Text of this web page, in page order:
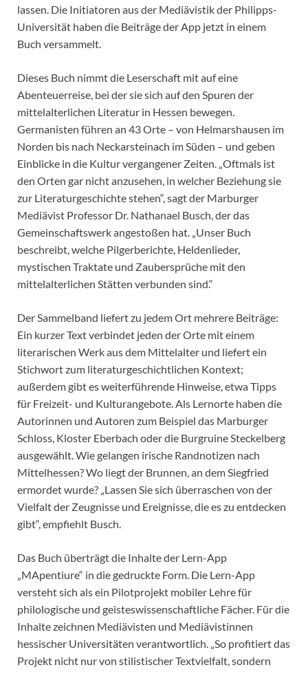
lassen. Die Initiatoren aus der Mediävistik der Philipps-
Universität haben die Beiträge der App jetzt in einem
Buch versammelt.
Dieses Buch nimmt die Leserschaft mit auf eine
Abenteuerreise, bei der sie sich auf den Spuren der
mittelalterlichen Literatur in Hessen bewegen.
Germanisten führen an 43 Orte – von Helmarshausen im
Norden bis nach Neckarsteinach im Süden – und geben
Einblicke in die Kultur vergangener Zeiten. „Oftmals ist
den Orten gar nicht anzusehen, in welcher Beziehung sie
zur Literaturgeschichte stehen“, sagt der Marburger
Mediävist Professor Dr. Nathanael Busch, der das
Gemeinschaftswerk angestoßen hat. „Unser Buch
beschreibt, welche Pilgerberichte, Heldenlieder,
mystischen Traktate und Zaubersprüche mit den
mittelalterlichen Stätten verbunden sind.“
Der Sammelband liefert zu jedem Ort mehrere Beiträge:
Ein kurzer Text verbindet jeden der Orte mit einem
literarischen Werk aus dem Mittelalter und liefert ein
Stichwort zum literaturgeschichtlichen Kontext;
außerdem gibt es weiterführende Hinweise, etwa Tipps
für Freizeit- und Kulturangebote. Als Lernorte haben die
Autorinnen und Autoren zum Beispiel das Marburger
Schloss, Kloster Eberbach oder die Burgruine Steckelberg
ausgewählt. Wie gelangen irische Randnotizen nach
Mittelhessen? Wo liegt der Brunnen, an dem Siegfried
ermordet wurde? „Lassen Sie sich überraschen von der
Vielfalt der Zeugnisse und Ereignisse, die es zu entdecken
gibt“, empfiehlt Busch.
Das Buch überträgt die Inhalte der Lern-App
„MApentiure“ in die gedruckte Form. Die Lern-App
versteht sich als ein Pilotprojekt mobiler Lehre für
philologische und geisteswissenschaftliche Fächer. Für die
Inhalte zeichnen Mediävisten und Mediävistinnen
hessischer Universitäten verantwortlich. „So profitiert das
Projekt nicht nur von stilistischer Textvielfalt, sondern